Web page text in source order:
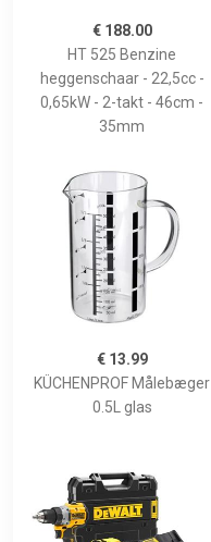
€ 188.00
HT 525 Benzine
heggenschaar - 22,5cc -
0,65kW - 2-takt - 46cm -
35mm
€ 13.99
KÜCHENPROF Målebæger
0.5L glas